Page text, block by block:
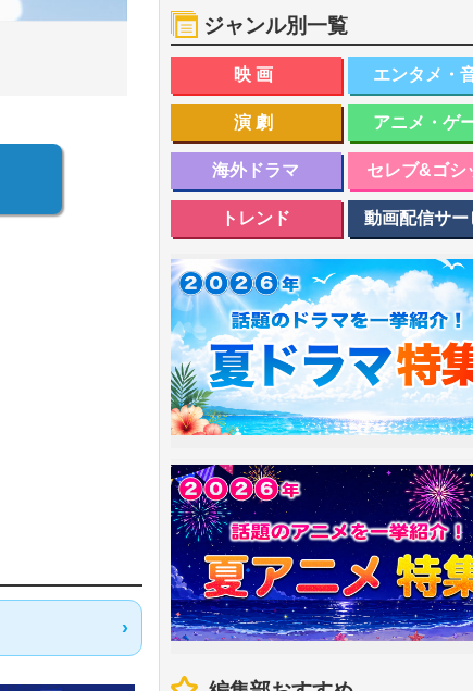
ジャンル別一覧
映画 エンタメ・
演劇 アニメ・ゲ
海外ドラマ セレブ&ゴシ
トレンド 動画配信サー